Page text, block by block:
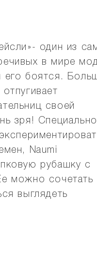
один из
в мире
его боятся.
своей
зря! Специально
Naumi
рубашку с
можно сочетать
выглядеть